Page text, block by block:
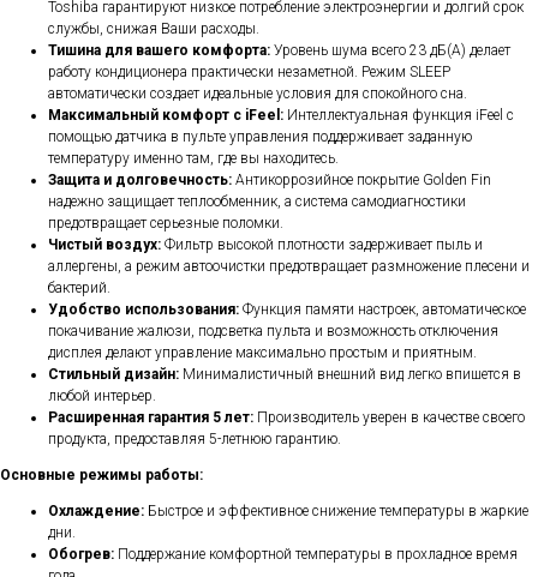
Toshiba гарантируют низкое потребление электроэнергии и долгий срок
службы, снижая Ваши расходы.
Тишина для вашего комфорта: Уровень шума всего 23 дБ(А) делает
работу кондиционера практически незаметной. Режим SLEEP
автоматически создает идеальные условия для спокойного сна.
Максимальный комфорт с iFeel: Интеллектуальная функция iFeel с
помощью датчика в пульте управления поддерживает заданную
температуру именно там, где вы находитесь.
Защита и долговечность: Антикоррозийное покрытие Golden Fin
надежно защищает теплообменник, а система самодиагностики
предотвращает серьезные поломки.
Чистый воздух: Фильтр высокой плотности задерживает пыль и
аллергены, а режим автоочистки предотвращает размножение плесени и
бактерий.
Удобство использования: Функция памяти настроек, автоматическое
покачивание жалюзи, подсветка пульта и возможность отключения
дисплея делают управление максимально простым и приятным.
Стильный дизайн: Минималистичный внешний вид легко впишется в
любой интерьер.
Расширенная гарантия 5 лет: Производитель уверен в качестве своего
продукта, предоставляя 5-летнюю гарантию.
Основные режимы работы:
Охлаждение: Быстрое и эффективное снижение температуры в жаркие
дни.
Обогрев: Поддержание комфортной температуры в прохладное время